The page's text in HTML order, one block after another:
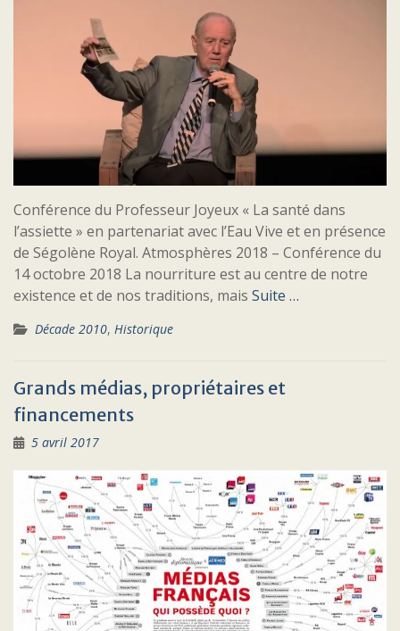
Conférence du Professeur Joyeux « La santé dans
l’assiette » en partenariat avec l’Eau Vive et en présence
de Ségolène Royal. Atmosphères 2018 – Conférence du
14 octobre 2018 La nourriture est au centre de notre
existence et de nos traditions, mais Suite …
Décade 2010, Historique
Grands médias, propriétaires et
financements
5 avril 2017